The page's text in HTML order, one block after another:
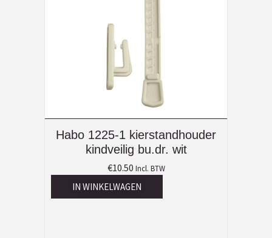
Habo 1225-1 kierstandhouder
kindveilig bu.dr. wit
€10.50 Incl. BTW
IN WINKELWAGEN